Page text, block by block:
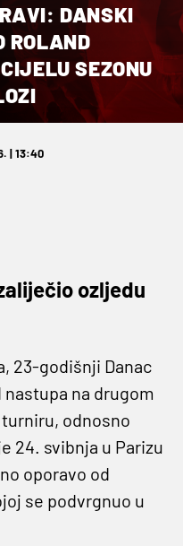
DANSKI
ROLAND
SEZONU
| 13:40
ozljedu
23-godišnji Danac
na drugom
odnosno
24. svibnja u Parizu
oporavo od
se podvrgnuo u